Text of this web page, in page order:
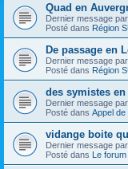
Quad en
Dernier message par
Posté dans Région
De passage en
Dernier message par
Posté dans Région
des symistes
Dernier message par
Posté dans Appel de
vidange boite
Dernier message par
Posté dans Le